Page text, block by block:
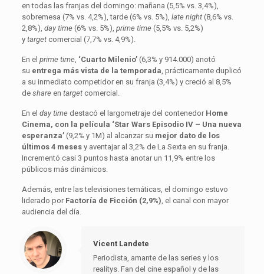
en todas las franjas del domingo: mañana (5,5% vs. 3,4%),
sobremesa (7% vs. 4,2%), tarde (6% vs. 5%), late night(8,6% vs.
2,8%), day time(6% vs. 5%), prime time(5,5% vs. 5,2%)
y targetcomercial (7,7% vs. 4,9%).
En el prime time, ‘Cuarto Milenio’(6,3% y 914.000) anotó
su entrega más vista de la temporada , prácticamente duplicó
a su inmediato competidor en su franja (3,4%) y creció al 8,5%
de shareen targetcomercial.
En el day timedestacó el largometraje del contenedor Home
Cinema, con la película ‘Star Wars Episodio IV – Una nueva
esperanza’ (9,2% y 1M) al alcanzar su mejor dato de los
últimos 4 mesesy aventajar al 3,2% de La Sexta en su franja.
Incrementó casi 3 puntos hasta anotar un 11,9% entre los
públicos más dinámicos.
Además, entre las televisiones temáticas, el domingo estuvo
liderado porFactoría de Ficción (2,9%) , el canal con mayor
audiencia del día.
Vicent Landete
Periodista, amante de las series y los
realitys. Fan del cine español y de las